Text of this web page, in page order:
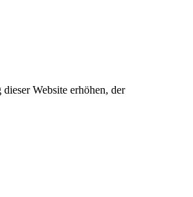
Website erhöhen, der